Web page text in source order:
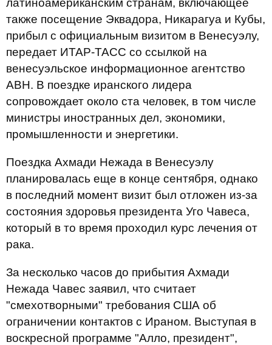
латиноамериканским странам, включающее
также посещение Эквадора, Никарагуа и Кубы,
прибыл с официальным визитом в Венесуэлу,
передает ИТАР-ТАСС со ссылкой на
венесуэльское информационное агентство
АВН. В поездке иранского лидера
сопровождает около ста человек, в том числе
министры иностранных дел, экономики,
промышленности и энергетики.
Поездка Ахмади Нежада в Венесуэлу
планировалась еще в конце сентября, однако
в последний момент визит был отложен из-за
состояния здоровья президента Уго Чавеса,
который в то время проходил курс лечения от
рака.
За несколько часов до прибытия Ахмади
Нежада Чавес заявил, что считает
"смехотворными" требования США об
ограничении контактов с Ираном. Выступая в
воскресной программе "Алло, президент",